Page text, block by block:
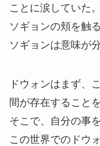
ことに涙していた。
ソギョンの頬を触る
ソギョンは意味が
ドウォンはまず、
間が存在すること
そこで、自分の事
この世界でのドウ